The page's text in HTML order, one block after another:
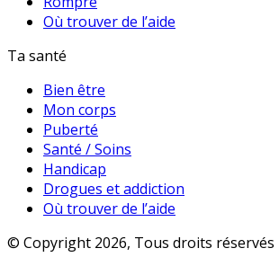
Où trouver de l’aide
Ta santé
Bien être
Mon corps
Puberté
Santé / Soins
Handicap
Drogues et addiction
Où trouver de l’aide
© Copyright 2026, Tous droits